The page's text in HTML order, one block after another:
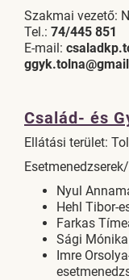
Szakmai vezető:
Tel.: 74/445 851
E-mail:
Család- és
Ellátási terület:
Nyul
Hehl Tibor-
Farkas
Sági
Imre